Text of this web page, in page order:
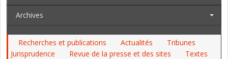
Archives
Recherches et publications Actualités
Tribunes
Jurisprudence
Revue de la presse et des sites
Textes